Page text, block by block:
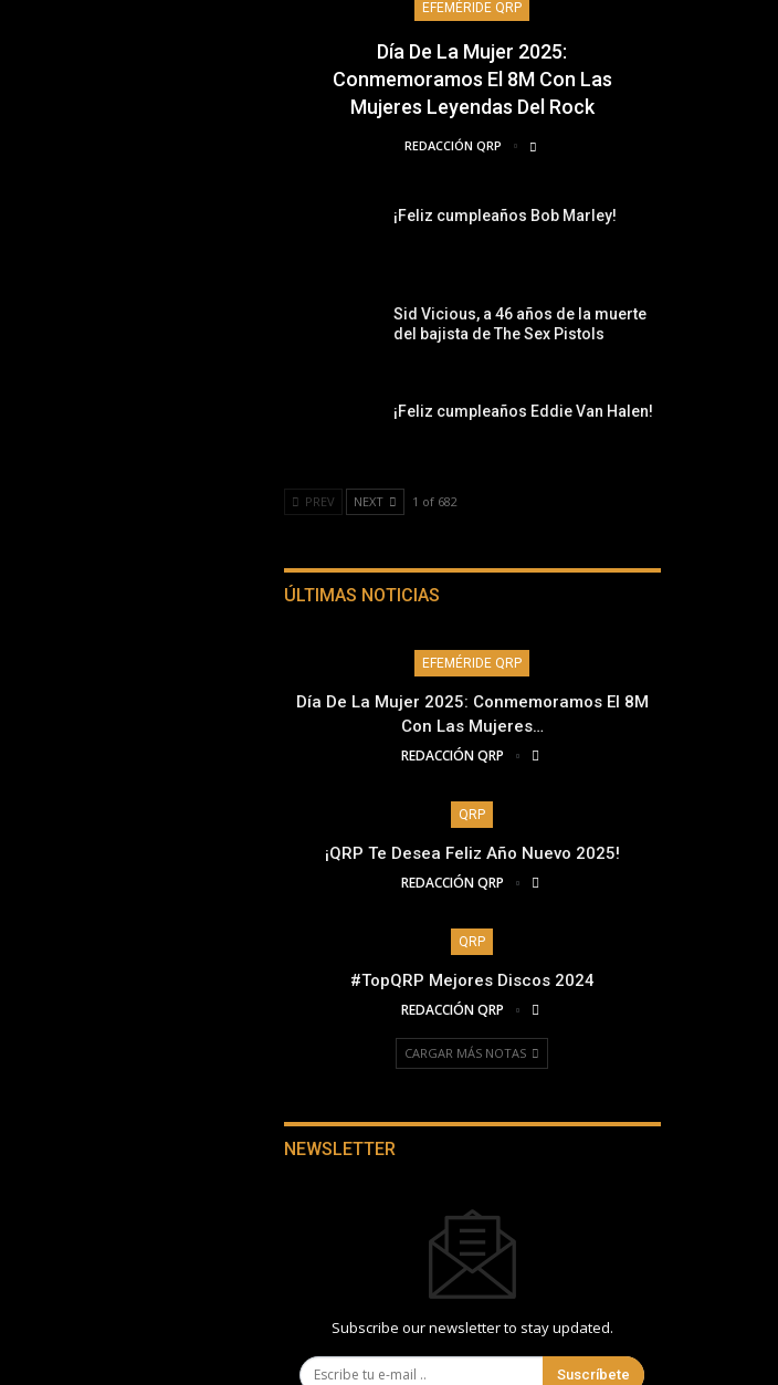
EFEMÉRIDE QRP
Día De La Mujer 2025:
Conmemoramos El 8M Con Las
Mujeres Leyendas Del Rock
REDACCIÓN QRP
¡Feliz cumpleaños Bob Marley!
Sid Vicious, a 46 años de la muerte
del bajista de The Sex Pistols
¡Feliz cumpleaños Eddie Van Halen!
PREV NEXT 1 of 682
ÚLTIMAS NOTICIAS
EFEMÉRIDE QRP
Día De La Mujer 2025: Conmemoramos El 8M
Con Las Mujeres…
REDACCIÓN QRP
QRP
¡QRP Te Desea Feliz Año Nuevo 2025!
REDACCIÓN QRP
QRP
#TopQRP Mejores Discos 2024
REDACCIÓN QRP
CARGAR MÁS NOTAS
NEWSLETTER
Subscribe our newsletter to stay updated.
Suscríbete